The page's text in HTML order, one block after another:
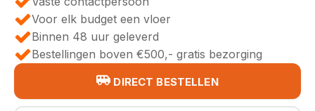
Voor elk budget een vloer
Binnen 48 uur geleverd
Bestellingen boven €500,- gratis bezorging
DIRECT BESTELLEN